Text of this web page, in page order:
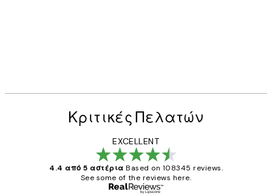
Κριτικές Πελατών
EXCELLENT
4.4 από 5 αστέρια Based on 108345 reviews.
See some of the reviews here.